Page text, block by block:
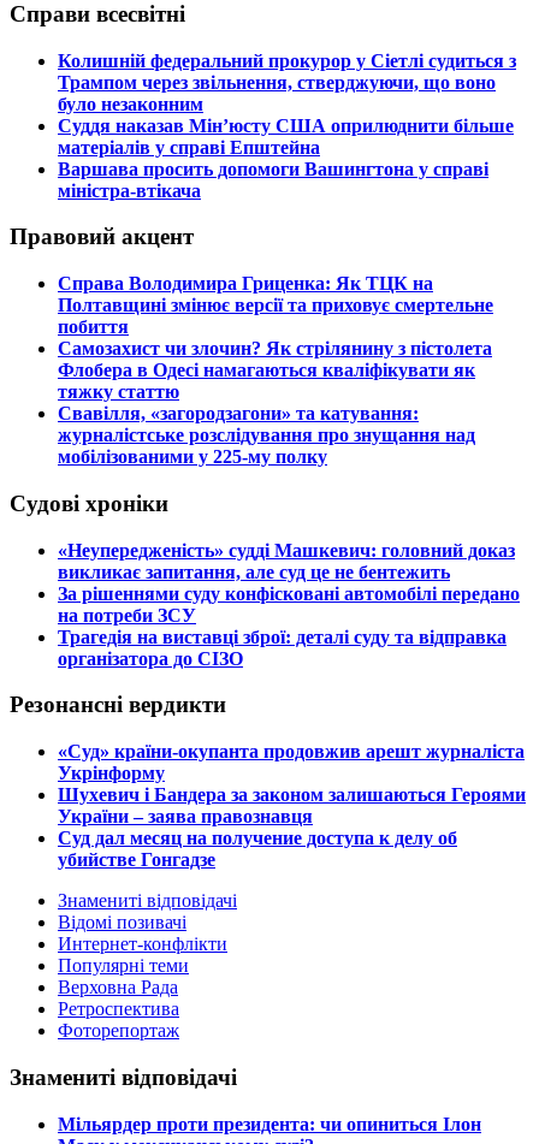
Справи всесвітні
​Колишній федеральний прокурор у Сіетлі судиться з
Трампом через звільнення, стверджуючи, що воно
було незаконним
​Суддя наказав Мін’юсту США оприлюднити більше
матеріалів у справі Епштейна
​Варшава просить допомоги Вашингтона у справі
міністра-втікача
Правовий акцент
​Справа Володимира Гриценка: Як ТЦК на
Полтавщині змінює версії та приховує смертельне
побиття
​Самозахист чи злочин? Як стрілянину з пістолета
Флобера в Одесі намагаються кваліфікувати як
тяжку статтю
​Свавілля, «загородзагони» та катування:
журналістське розслідування про знущання над
мобілізованими у 225-му полку
Судові хроніки
​«Неупередженість» судді Машкевич: головний доказ
викликає запитання, але суд це не бентежить
​За рішеннями суду конфісковані автомобілі передано
на потреби ЗСУ
​Трагедія на виставці зброї: деталі суду та відправка
організатора до СІЗО
Резонансні вердикти
​«Суд» країни-окупанта продовжив арешт журналіста
Укрінформу
Шухевич і Бандера за законом залишаються Героями
України – заява правознавця
Суд дал месяц на получение доступа к делу об
убийстве Гонгадзе
Знамениті відповідачі
Відомі позивачі
Интернет-конфлікти
Популярні теми
Верховна Рада
Ретроспектива
Фоторепортаж
Знамениті відповідачі
​Мільярдер проти президента: чи опиниться Ілон